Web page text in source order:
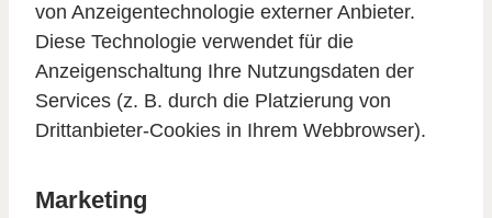
von Anzeigentechnologie externer Anbieter.
Diese Technologie verwendet für die
Anzeigenschaltung Ihre Nutzungsdaten der
Services (z. B. durch die Platzierung von
Drittanbieter-Cookies in Ihrem Webbrowser).
Marketing